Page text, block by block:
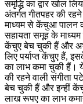
समृद्धि का द्वार खोल
अंतर्गत गीतपहर की
माध्यम से केंचुआ पालन
सहायता समूह के
केंचुए बेच चुकी हैं और
लिए पर्याप्त केंचुए हैं,
का लाभ कमा चुकी हैं। ये
की रहने वाली संगीता
बेच चुकी हैं और इन्हीं
लाख रूपए का लाभ